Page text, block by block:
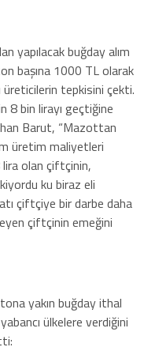
yapılacak buğday alım
başına 1000 TL olarak
üreticilerin tepkisini çekti.
8 bin lirayı geçtiğine
Barut, “Mazottan
üretim maliyetleri
olan çiftçinin,
ku biraz eli
çiftçiye bir darbe daha
çiftçinin emeğini
yakın buğday ithal
ülkelere verdiğini